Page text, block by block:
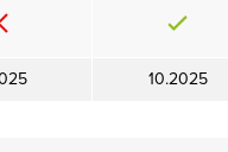
10.2025